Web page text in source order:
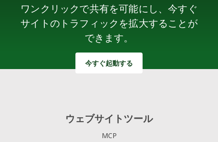
ワンクリックで共有を可能にし、今すぐ
サイトのトラフィックを拡大することが
できます。
今すぐ起動する
ウェブサイトツール
MCP